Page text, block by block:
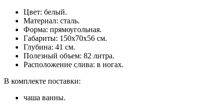
Цвет: белый.
Материал: сталь.
Форма: прямоугольная.
Габариты: 150x70x56 см.
Глубина: 41 см.
Полезный объем: 82 литра.
Расположение слива: в ногах.
В комплекте поставки:
чаша ванны.